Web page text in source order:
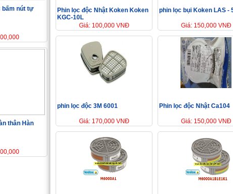
bấm nút tự
thân Hàn
Phin lọc độc Nhật Koken Koken
KGC-10L
Giá: 100,000 VNĐ
phin lọc bụi Koken LAS -
Giá: 150,000 VNĐ
phin lọc độc 3M 6001
Giá: 170,000 VNĐ
Phin lọc độc Nhật Ca104
Giá: 150,000 VNĐ